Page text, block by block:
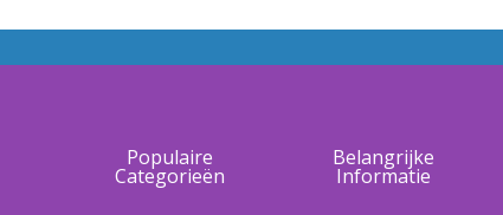
Populaire
Categorieën
Belangrijke
Informatie